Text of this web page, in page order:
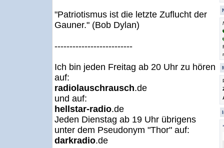
"Patriotismus ist die letzte Zuflucht der
Gauner." (Bob Dylan)
--------------------------
Ich bin jeden Freitag ab 20 Uhr zu hören
auf:
radiolauschrausch.de
und auf:
hellstar-radio.de
Jeden Dienstag ab 19 Uhr übrigens
unter dem Pseudonym "Thor" auf:
darkradio.de